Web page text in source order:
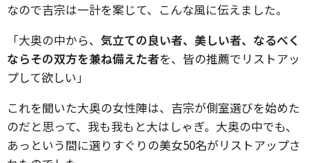
なので吉宗は一計を案じて、こんな風に伝えました。
「大奥の中から、 気立ての良い者、美しい者、なるべく
ならその双方を兼ね備えた者を、皆の推薦でリストアッ
プして欲しい」
これを聞いた大奥の女性陣は、吉宗が側室選びを始めた
のだと思って、我も我もと大はしゃぎ。大奥の中でも、
あっという間に選りすぐりの美女50名がリストアップさ